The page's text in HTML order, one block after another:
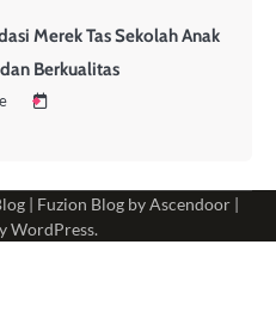
Merek Tas Sekolah Anak
Berkualitas
| Fuzion Blog byAscendoor |
WordPress.